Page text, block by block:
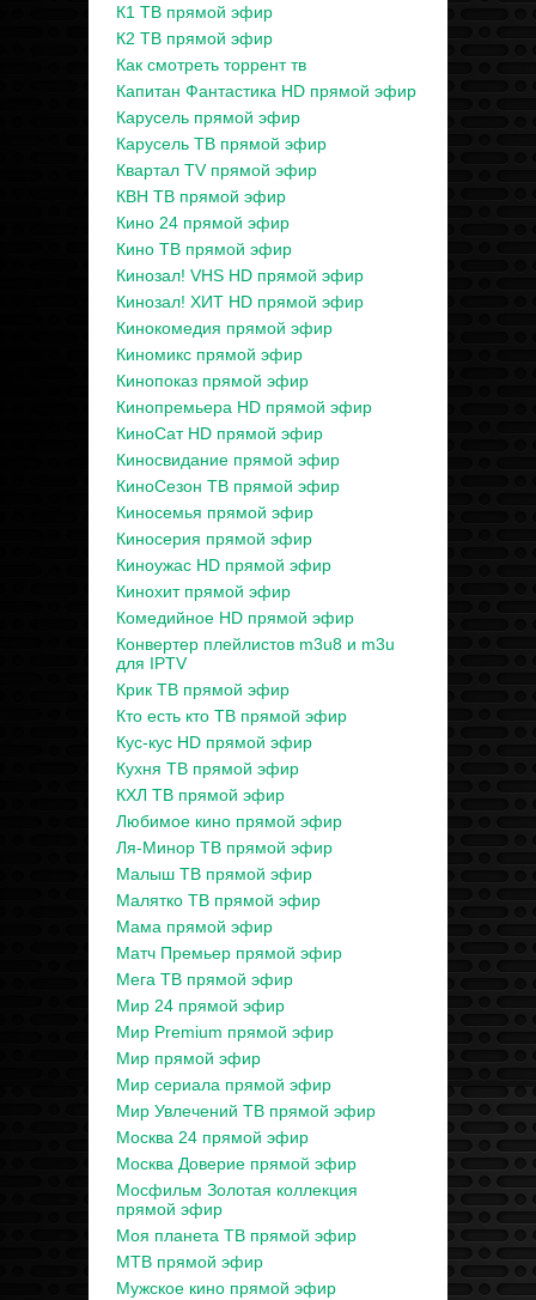
К1 ТВ прямой эфир
К2 ТВ прямой эфир
Как смотреть торрент тв
Капитан Фантастика HD прямой эфир
Карусель прямой эфир
Карусель ТВ прямой эфир
Квартал TV прямой эфир
КВН ТВ прямой эфир
Кино 24 прямой эфир
Кино ТВ прямой эфир
Кинозал! VHS HD прямой эфир
Кинозал! ХИТ HD прямой эфир
Кинокомедия прямой эфир
Киномикс прямой эфир
Кинопоказ прямой эфир
Кинопремьера HD прямой эфир
КиноСат HD прямой эфир
Киносвидание прямой эфир
КиноСезон ТВ прямой эфир
Киносемья прямой эфир
Киносерия прямой эфир
Киноужас HD прямой эфир
Кинохит прямой эфир
Комедийное HD прямой эфир
Конвертер плейлистов m3u8 и m3u
для IPTV
Крик ТВ прямой эфир
Кто есть кто ТВ прямой эфир
Кус-кус HD прямой эфир
Кухня ТВ прямой эфир
КХЛ ТВ прямой эфир
Любимое кино прямой эфир
Ля-Минор ТВ прямой эфир
Малыш ТВ прямой эфир
Малятко ТВ прямой эфир
Мама прямой эфир
Матч Премьер прямой эфир
Мега ТВ прямой эфир
Мир 24 прямой эфир
Мир Premium прямой эфир
Мир прямой эфир
Мир сериала прямой эфир
Мир Увлечений ТВ прямой эфир
Москва 24 прямой эфир
Москва Доверие прямой эфир
Мосфильм Золотая коллекция
прямой эфир
Моя планета ТВ прямой эфир
МТВ прямой эфир
Мужское кино прямой эфир